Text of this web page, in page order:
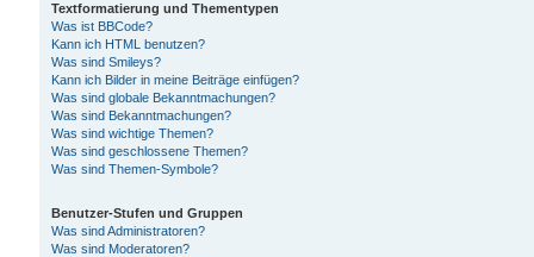
Textformatierung und Thementypen
Was ist BBCode?
Kann ich HTML benutzen?
Was sind Smileys?
Kann ich Bilder in meine Beiträge einfügen?
Was sind globale Bekanntmachungen?
Was sind Bekanntmachungen?
Was sind wichtige Themen?
Was sind geschlossene Themen?
Was sind Themen-Symbole?
Benutzer-Stufen und Gruppen
Was sind Administratoren?
Was sind Moderatoren?